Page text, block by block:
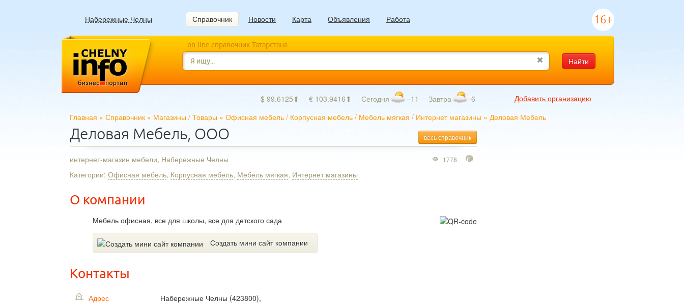
Набережные Челны Справочник Новости Карта Объявления Работа 16+
on-line справочник Татарстана
Найти
$ 99.6125⬆ € 103.9416⬆ Сегодня −11 Завтра -6
Добавить организацию
Главная » Справочник » Магазины / Товары » Офисная мебель / Корпусная мебель / Мебель мягкая / Интернет магазины » Деловая Мебель
весь справочник
Деловая Мебель, ООО
интернет-магазин мебели, Набережные Челны
Категории: Офисная мебель, Корпусная мебель, Мебель мягкая, Интернет магазины
О компании
Мебель офисная, все для школы, все для детского сада
Создать мини сайт компании
1778
Контакты
Адрес Набережные Челны (423800),